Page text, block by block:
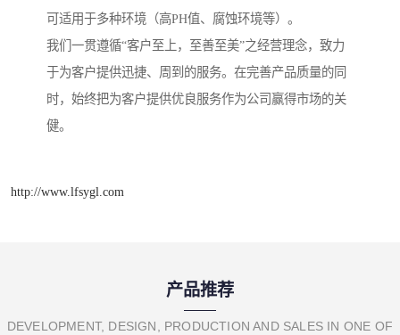
可适用于多种环境（高PH值、腐蚀环境等）。
我们一贯遵循“客户至上，至善至美”之经营理念，致力
于为客户提供迅捷、周到的服务。在完善产品质量的同
时，始终把为客户提供优良服务作为公司赢得市场的关
健。
http://www.lfsygl.com
产品推荐
DEVELOPMENT, DESIGN, PRODUCTION AND SALES IN ONE OF